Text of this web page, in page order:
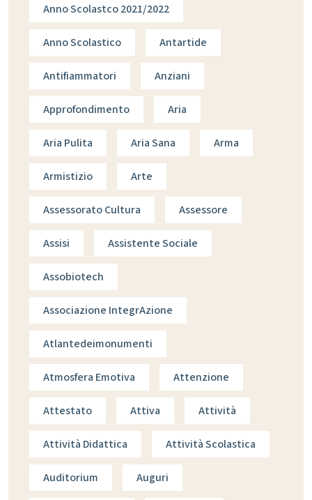
Anno Scolastco 2021/2022
Anno Scolastico Antartide
Antifiammatori Anziani
Approfondimento Aria
Aria Pulita Aria Sana Arma
Armistizio Arte
Assessorato Cultura Assessore
Assisi Assistente Sociale
Assobiotech
Associazione IntegrAzione
Atlantedeimonumenti
Atmosfera Emotiva Attenzione
Attestato Attiva Attività
Attività Didattica Attività Scolastica
Auditorium Auguri